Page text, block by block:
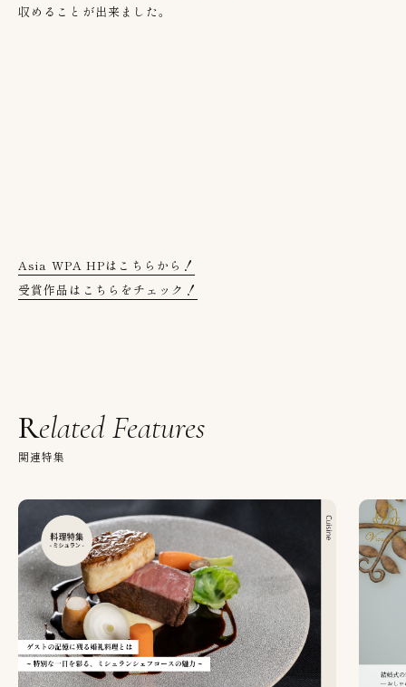
収めることが出来ました。
Asia WPA HPはこちらから！
受賞作品はこちらをチェック！
Related Features
関連特集